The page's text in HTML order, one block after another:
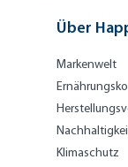
Über
Markenwelt
Klimaschutz